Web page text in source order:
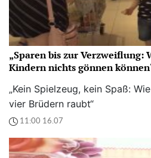
„Sparen bis zur Verzweiflung:
Kindern nichts gönnen
„Kein Spielzeug, kein Spaß:
vier Brüdern raubt“
11:00 16.07